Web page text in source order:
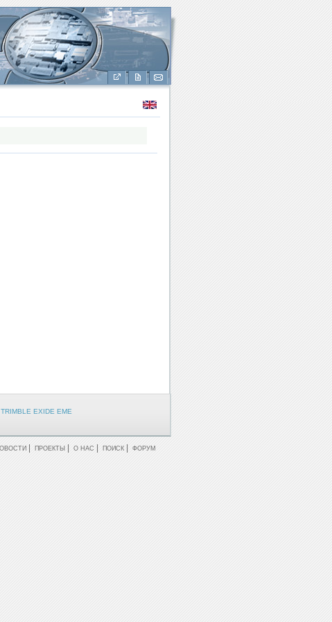
EXIDE EME
ПРОЕКТЫ О НАС ПОИСК ФОРУМ